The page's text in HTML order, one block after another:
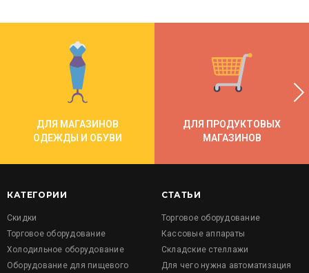
ДЛЯ МАГАЗИНОВ
ОДЕЖДЫ И ОБУВИ
ДЛЯ ПРОДУКТОВЫХ
МАГАЗИНОВ
КАТЕГОРИИ
Скидки
Торговое оборудование
Холодильное оборудование
Оборудование для пищевого
СТАТЬИ
Торговое оборудование
Кассовые аппараты
Складские стеллажи
Для чего нужна автоматизация